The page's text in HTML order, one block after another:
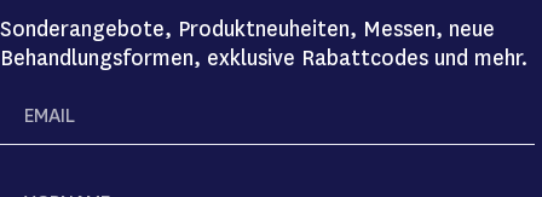
Sonderangebote, Produktneuheiten, Messen, neue
Behandlungsformen, exklusive Rabattcodes und mehr.